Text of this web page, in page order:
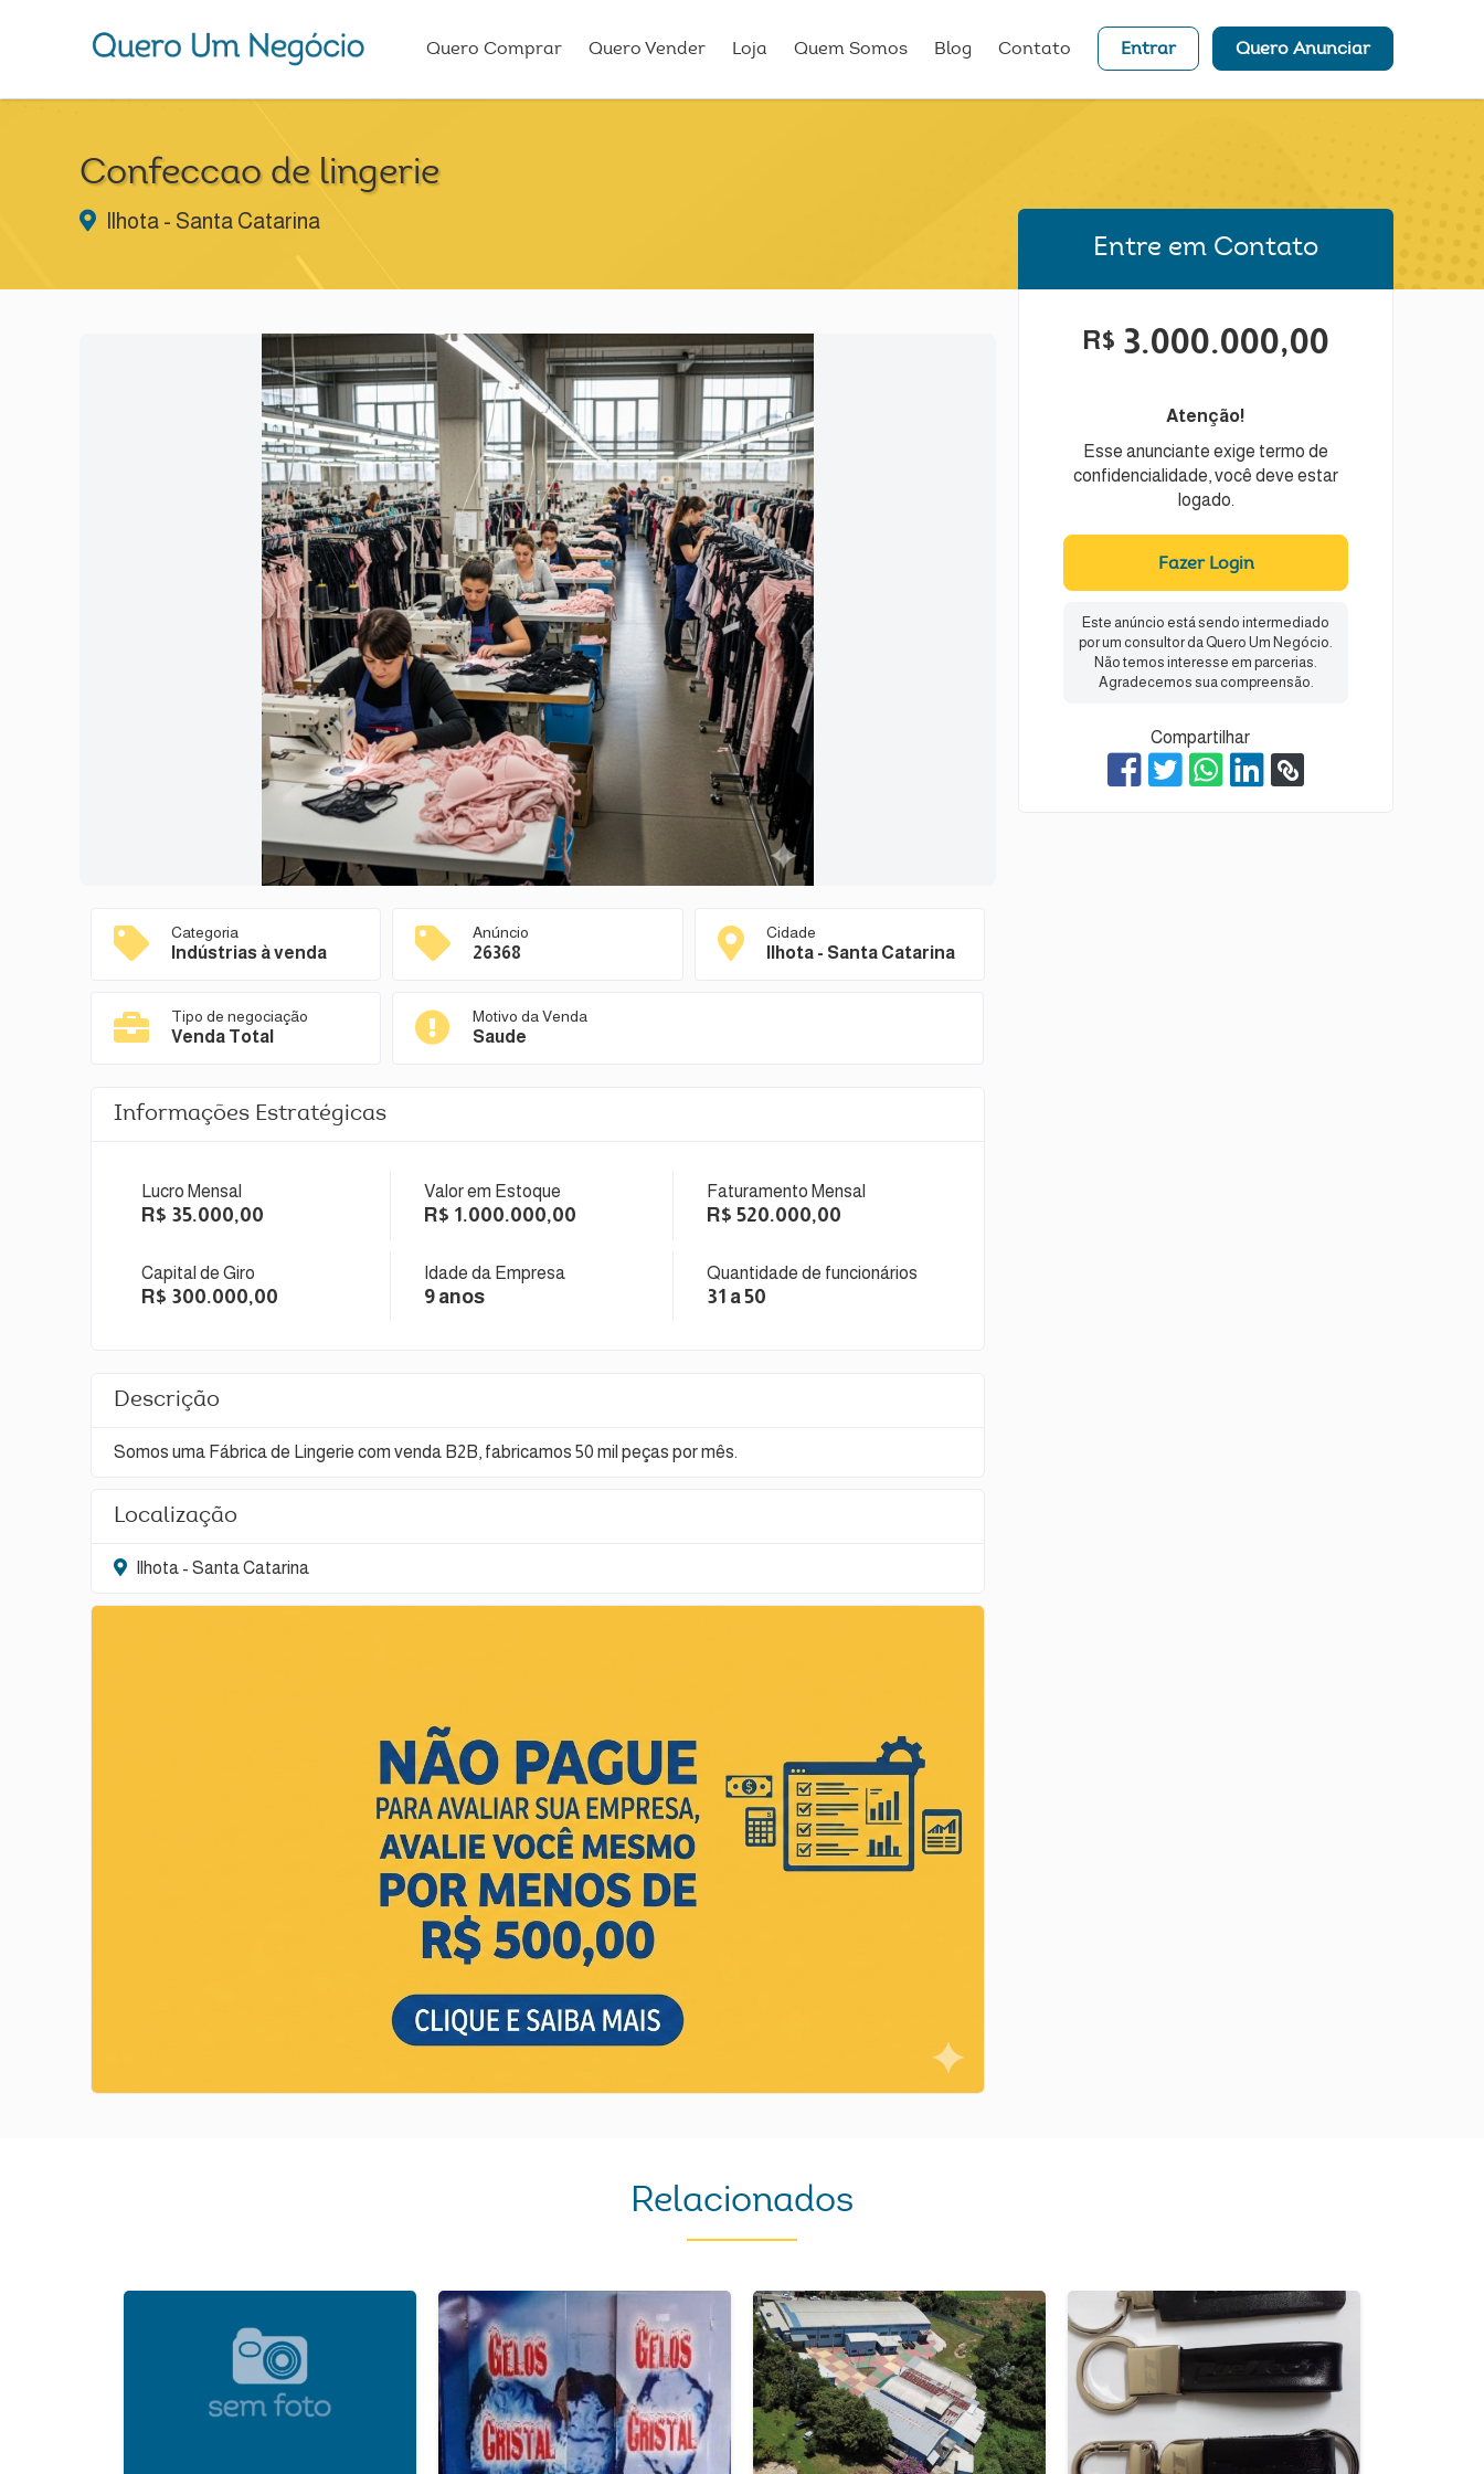
Quero Comprar Quero Vender Loja Quem Somos Blog Contato Entrar Quero Anunciar
Confeccao de lingerie
Ilhota - Santa Catarina
Categoria
Indústrias à venda
Anúncio
26368
Cidade
Ilhota - Santa Catarina
Tipo de negociação
Venda Total
Motivo da Venda
Saude
Informações Estratégicas
Lucro Mensal
R$ 35.000,00
Valor em Estoque
R$ 1.000.000,00
Faturamento Mensal
R$ 520.000,00
Capital de Giro
R$ 300.000,00
Idade da Empresa
9 anos
Quantidade de funcionários
31 a 50
Descrição
Somos uma Fábrica de Lingerie com venda B2B, fabricamos 50 mil peças por mês.
Localização
Ilhota - Santa Catarina
Entre em Contato
R$ 3.000.000,00
Atenção!
Esse anunciante exige termo de
confidencialidade, você deve estar
logado.
Fazer Login
Este anúncio está sendo intermediado
por um consultor da Quero Um Negócio.
Não temos interesse em parcerias.
Agradecemos sua compreensão.
Compartilhar
Relacionados
Next Previous